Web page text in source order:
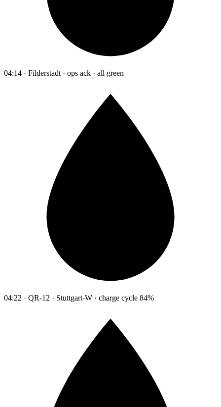
04:14 · Filderstadt · ops ack · all green
04:22 · QR-12 · Stuttgart-W · charge cycle 84%